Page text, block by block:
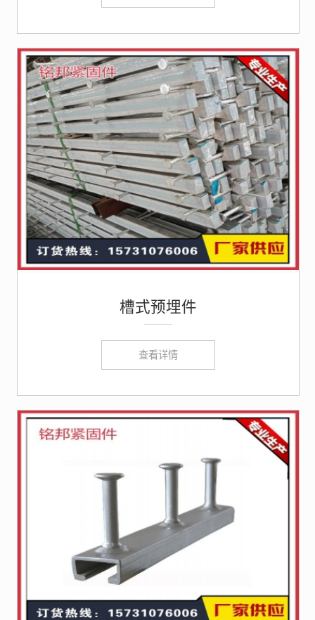
槽式预埋件
查看详情